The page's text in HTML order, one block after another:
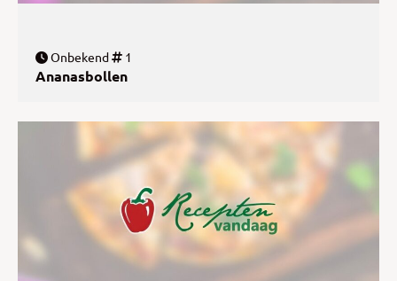
Onbekend 1
Ananasbollen